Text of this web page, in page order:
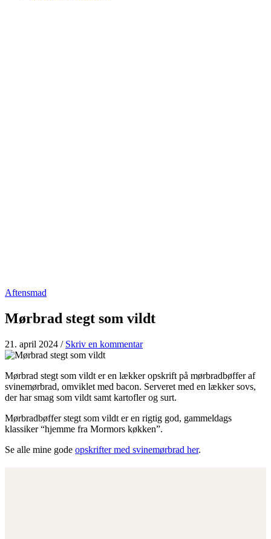
Aftensmad
Mørbrad stegt som vildt
21. april 2024 / Skriv en kommentar
Mørbrad stegt som vildt er en lækker opskrift på mørbradbøffer af
svinemørbrad, omviklet med bacon. Serveret med en lækker sovs,
der har smag som vildt samt kartofler og surt.
Mørbradbøffer stegt som vildt er en rigtig god, gammeldags
klassiker “hjemme fra Mormors køkken”.
Se alle mine gode opskrifter med svinemørbrad her.